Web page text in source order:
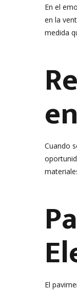
En el
en la
medida
Cuando
El